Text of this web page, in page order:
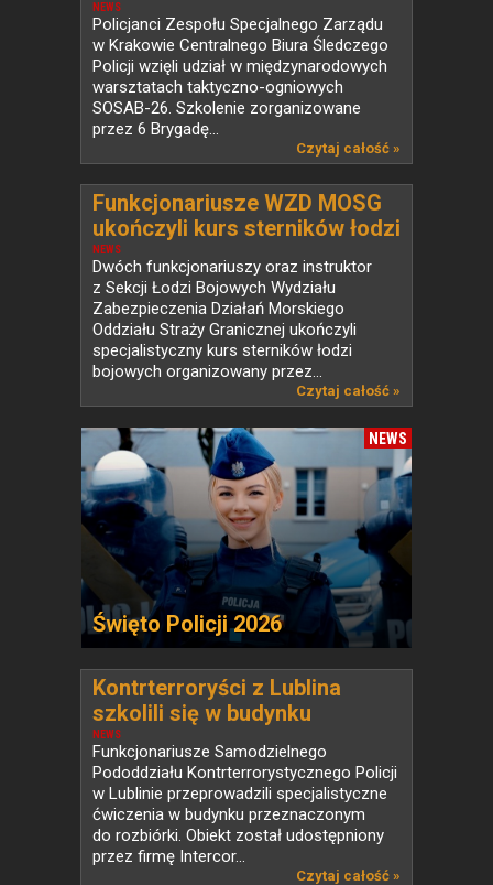
NEWS
Policjanci Zespołu Specjalnego Zarządu
w Krakowie Centralnego Biura Śledczego
Policji wzięli udział w międzynarodowych
warsztatach taktyczno-ogniowych
SOSAB-26. Szkolenie zorganizowane
przez 6 Brygadę...
Czytaj całość »
NEWS
Funkcjonariusze WZD MOSG
ukończyli kurs sterników łodzi
bojowych
Dwóch funkcjonariuszy oraz instruktor
z Sekcji Łodzi Bojowych Wydziału
Zabezpieczenia Działań Morskiego
Oddziału Straży Granicznej ukończyli
specjalistyczny kurs sterników łodzi
bojowych organizowany przez...
Czytaj całość »
NEWS
Święto Policji 2026
NEWS
Kontrterroryści z Lublina
szkolili się w budynku
przeznaczonym do rozbiórki
Funkcjonariusze Samodzielnego
Pododdziału Kontrterrorystycznego Policji
w Lublinie przeprowadzili specjalistyczne
ćwiczenia w budynku przeznaczonym
do rozbiórki. Obiekt został udostępniony
przez firmę Intercor...
Czytaj całość »